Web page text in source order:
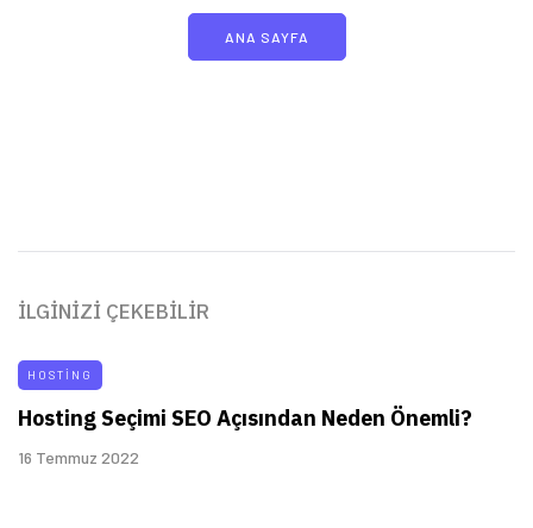
ANA SAYFA
İLGINIZI ÇEKEBILIR
HOSTING
Hosting Seçimi SEO Açısından Neden Önemli?
16 Temmuz 2022